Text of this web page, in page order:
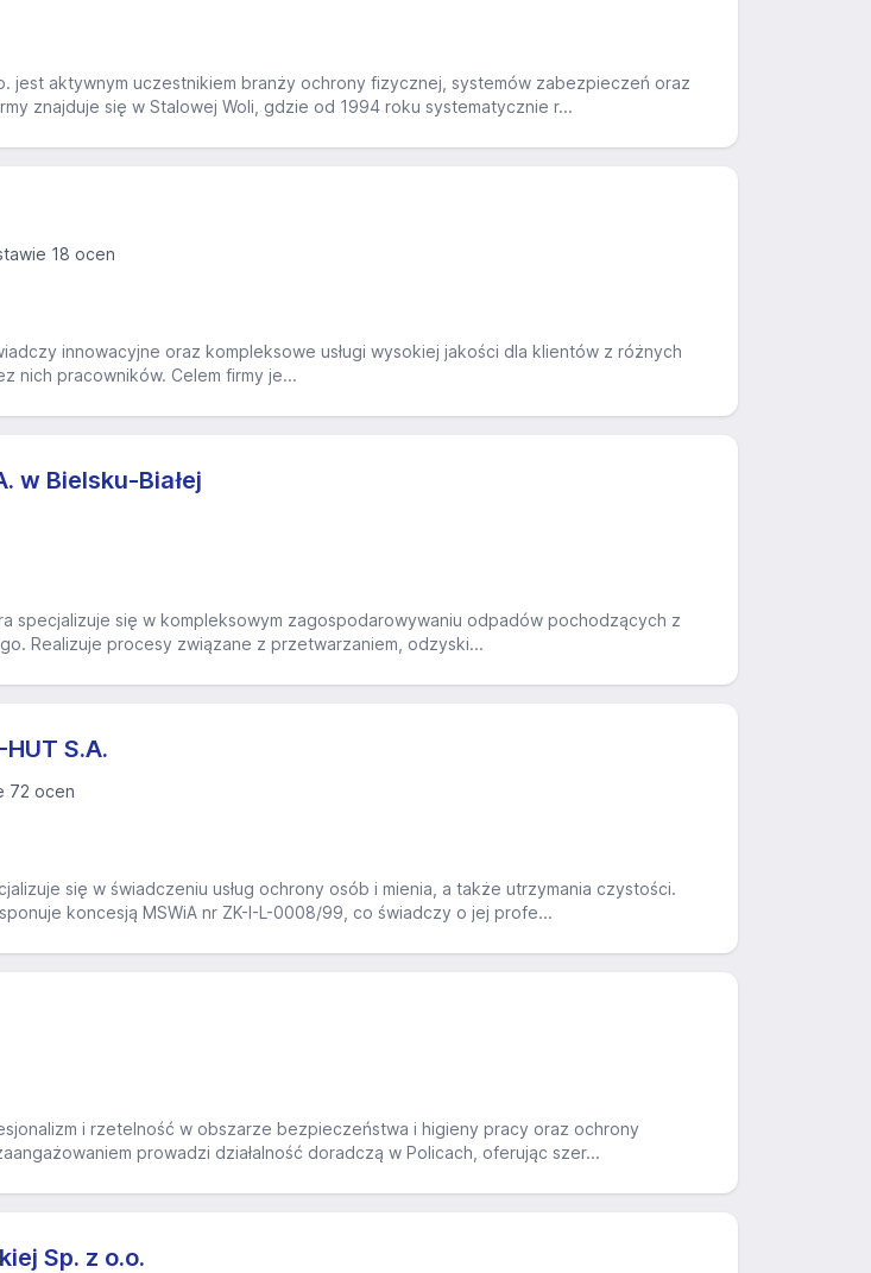
jest aktywnym uczestnikiem branży ochrony fizycznej, systemów zabezpieczeń oraz
znajduje się w Stalowej Woli, gdzie od 1994 roku systematycznie r...
18 ocen
innowacyjne oraz kompleksowe usługi wysokiej jakości dla klientów z różnych
nich pracowników. Celem firmy je...
w Bielsku-Białej
specjalizuje się w kompleksowym zagospodarowywaniu odpadów pochodzących z
Realizuje procesy związane z przetwarzaniem, odzyski...
S.A.
72 ocen
się w świadczeniu usług ochrony osób i mienia, a także utrzymania czystości.
koncesją MSWiA nr ZK-I-L-0008/99, co świadczy o jej profe...
i rzetelność w obszarze bezpieczeństwa i higieny pracy oraz ochrony
prowadzi działalność doradczą w Policach, oferując szer...
Sp. z o.o.